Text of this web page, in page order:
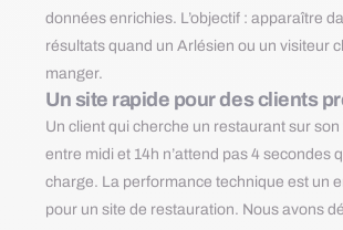
données enrichies. L’objectif : apparaître
résultats quand un Arlésien ou un visiteur
manger.
Un site rapide pour des clients
Un client qui cherche un restaurant sur
entre midi et 14h n’attend pas 4 secondes
charge. La performance technique est un
pour un site de restauration. Nous avons